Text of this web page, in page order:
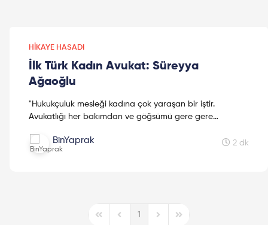
HIKAYE HASADI
İlk Türk Kadın Avukat: Süreyya
Ağaoğlu
"Hukukçuluk mesleği kadına çok yaraşan bir iştir.
Avukatlığı her bakımdan ve göğsümü gere gere
paylaşan...BinYaprak 2 dk
First PagePrevious Page
1
Next PageLast Page